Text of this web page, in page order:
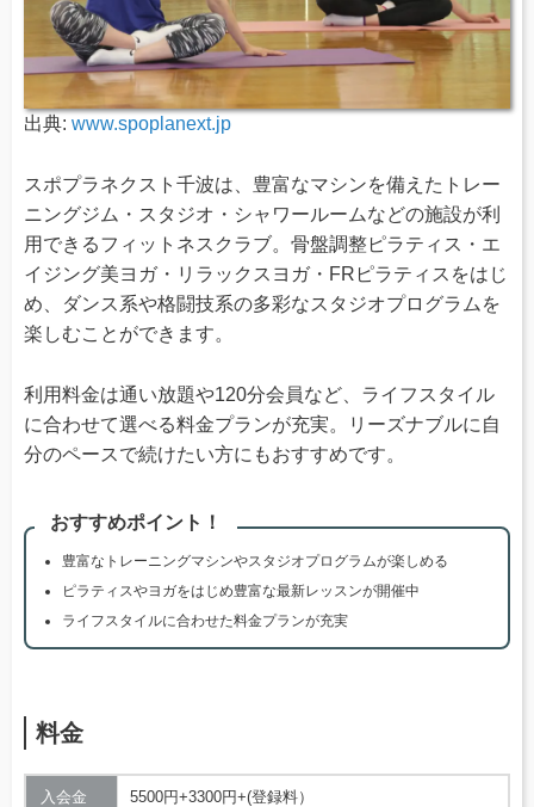
出典: www.spoplanext.jp
スポプラネクスト千波は、豊富なマシンを備えたトレー
ニングジム・スタジオ・シャワールームなどの施設が利
用できるフィットネスクラブ。骨盤調整ピラティス・エ
イジング美ヨガ・リラックスヨガ・FRピラティスをはじ
め、ダンス系や格闘技系の多彩なスタジオプログラムを
楽しむことができます。
利用料金は通い放題や120分会員など、ライフスタイル
に合わせて選べる料金プランが充実。リーズナブルに自
分のペースで続けたい方にもおすすめです。
おすすめポイント！
豊富なトレーニングマシンやスタジオプログラムが楽しめる
ピラティスやヨガをはじめ豊富な最新レッスンが開催中
ライフスタイルに合わせた料金プランが充実
料金
入会金 5500円+3300円+(登録料）